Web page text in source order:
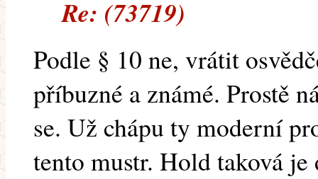
Re: (73719)
Podle § 10 ne, vrátit
příbuzné a známé. Prostě
se. Už chápu ty moderní
tento mustr. Hold taková je